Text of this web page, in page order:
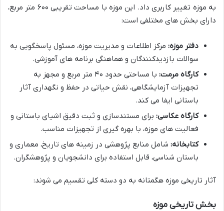
به موزه تغییر کاربری داد. این موزه با مساحت تقریبی ۶۰۰ متر مربع،
دارای بخش های مختلفی است:
دفتر موزه: مرکز اطلاعات و مدیریت موزه، مسئول پاسخگویی به
سوالات بازدیدکنندگان و هماهنگی برنامه های آموزشی.
کارگاه مرمت:
با مساحتی حدود ۴۰ متر مربع و مجهز به
تجهیزات آزمایشگاهی، نقش حیاتی در حفظ و نگهداری آثار
باستانی ایفا می کند.
کارگاه عکاسی: برای مستندسازی و ثبت دقیق اشیای باستانی و
فعالیت های موزه، با بهره گیری از تجهیزات مناسب.
کتابخانه: شامل منابع پژوهشی در زمینه های تاریخ، معماری و
باستان شناسی، قابل استفاده برای دانشجویان و پژوهشگران.
آثار تاریخی موزه هگمتانه به دو دسته کلی تقسیم می شوند:
بخش تاریخی موزه